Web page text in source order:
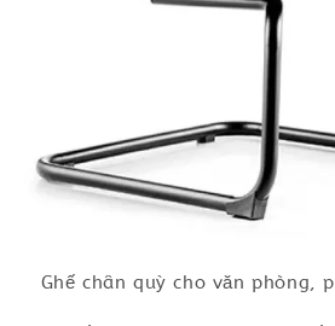
Ghế chân quỳ cho văn phòng,